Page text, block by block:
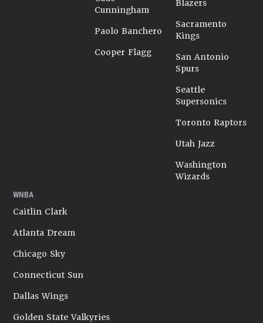
Cunningham
Paolo Banchero
Cooper Flagg
Blazers
Sacramento
Kings
San Antonio
Spurs
Seattle
Supersonics
Toronto Raptors
Utah Jazz
Washington
Wizards
WNBA
Caitlin Clark
Atlanta Dream
Chicago Sky
Connecticut Sun
Dallas Wings
Golden State Valkyries